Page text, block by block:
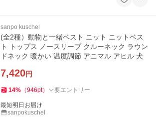
sanpo kuschel
(全2種）動物と一緒ベスト ニット ニットベス
ト トップス ノースリーブ クルーネック ラウン
ドネック 暖かい 温度調節 アニマル アヒル 犬
7,420円
14% （946pt） 要エントリー
最短明日お届け
sanpokuschel